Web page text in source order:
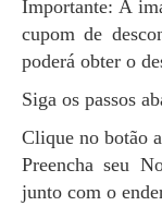
Importante: A imagem acima não pode ser usada como
cupom de
poderá obter o
Siga os passos
Clique no botão
Preencha seu
junto com o